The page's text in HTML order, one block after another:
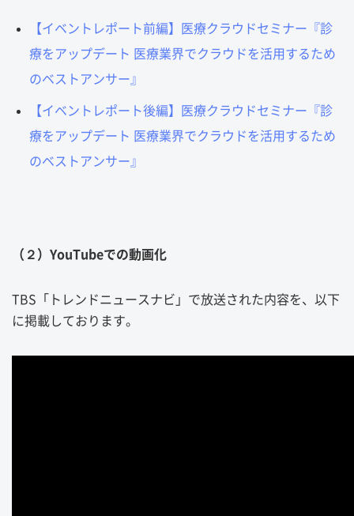
【イベントレポート前編】医療クラウドセミナー『診
療をアップデート 医療業界でクラウドを活用するため
のベストアンサー』
【イベントレポート後編】医療クラウドセミナー『診
療をアップデート 医療業界でクラウドを活用するため
のベストアンサー』
（２）YouTubeでの動画化
TBS「トレンドニュースナビ」で放送された内容を、以下
に掲載しております。